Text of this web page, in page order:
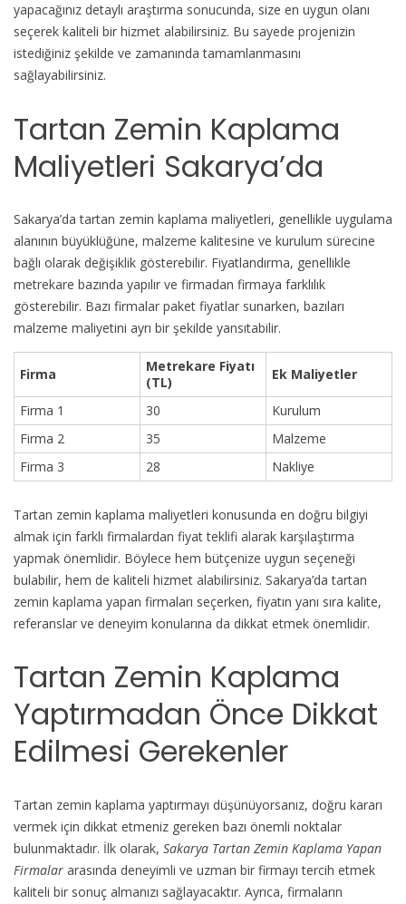
yapacağınız detaylı araştırma sonucunda, size en uygun olanı
seçerek kaliteli bir hizmet alabilirsiniz. Bu sayede projenizin
istediğiniz şekilde ve zamanında tamamlanmasını
sağlayabilirsiniz.
Tartan Zemin Kaplama
Maliyetleri Sakarya’da
Sakarya’da tartan zemin kaplama maliyetleri, genellikle uygulama
alanının büyüklüğüne, malzeme kalitesine ve kurulum sürecine
bağlı olarak değişiklik gösterebilir. Fiyatlandırma, genellikle
metrekare bazında yapılır ve firmadan firmaya farklılık
gösterebilir. Bazı firmalar paket fiyatlar sunarken, bazıları
malzeme maliyetini ayrı bir şekilde yansıtabilir.
Firma
Metrekare Fiyatı
(TL)
Ek Maliyetler
Firma 1 30
Kurulum
Firma 2
35
Malzeme
Firma 3
28 Nakliye
Tartan zemin kaplama maliyetleri konusunda en doğru bilgiyi
almak için farklı firmalardan fiyat teklifi alarak karşılaştırma
yapmak önemlidir. Böylece hem bütçenize uygun seçeneği
bulabilir, hem de kaliteli hizmet alabilirsiniz. Sakarya’da tartan
zemin kaplama yapan firmaları seçerken, fiyatın yanı sıra kalite,
referanslar ve deneyim konularına da dikkat etmek önemlidir.
Tartan Zemin Kaplama
Yaptırmadan Önce Dikkat
Edilmesi Gerekenler
Tartan zemin kaplama yaptırmayı düşünüyorsanız, doğru kararı
vermek için dikkat etmeniz gereken bazı önemli noktalar
bulunmaktadır. İlk olarak, Sakarya Tartan Zemin Kaplama Yapan
Firmalar arasında deneyimli ve uzman bir firmayı tercih etmek
kaliteli bir sonuç almanızı sağlayacaktır. Ayrıca, firmaların